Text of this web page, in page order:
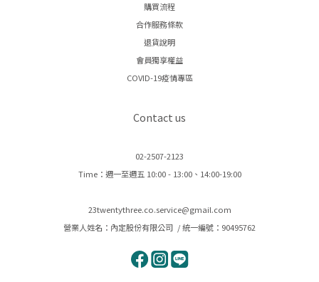
購買流程
合作服務條款
退貨說明
會員獨享權益
COVID-19疫情專區
Contact us
02-2507-2123
Time：週一至週五 10:00 - 13:00、14:00-19:00
23twentythree.co.service@gmail.com
營業人姓名：內定股份有限公司 / 統一編號：90495762